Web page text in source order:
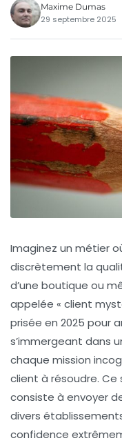
Maxime Dumas
29 septembre 2025
Imaginez un métier
discrètement la
d’une boutique ou
appelée « client
prisée en 2025 pour
s’immergeant dans
chaque mission
client à résoudre.
consiste à envoyer
divers
confidence